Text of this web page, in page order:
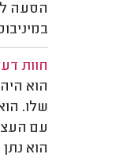
הסעה
חוות
הוא
שלו.
עם
הוא